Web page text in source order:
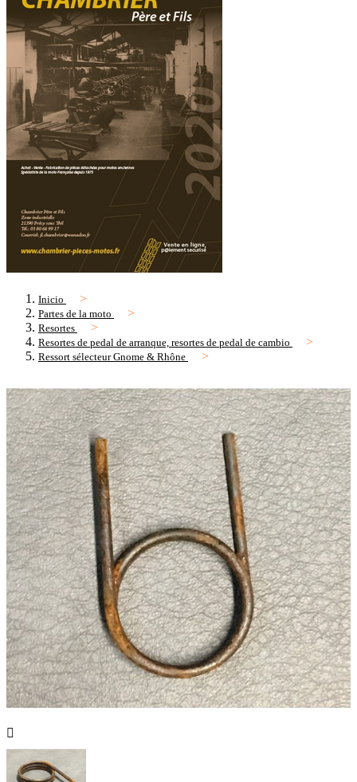
Inicio
Partes de la moto
Resortes
Resortes de pedal de arranque, resortes de pedal de cambio
Ressort sélecteur Gnome & Rhône
